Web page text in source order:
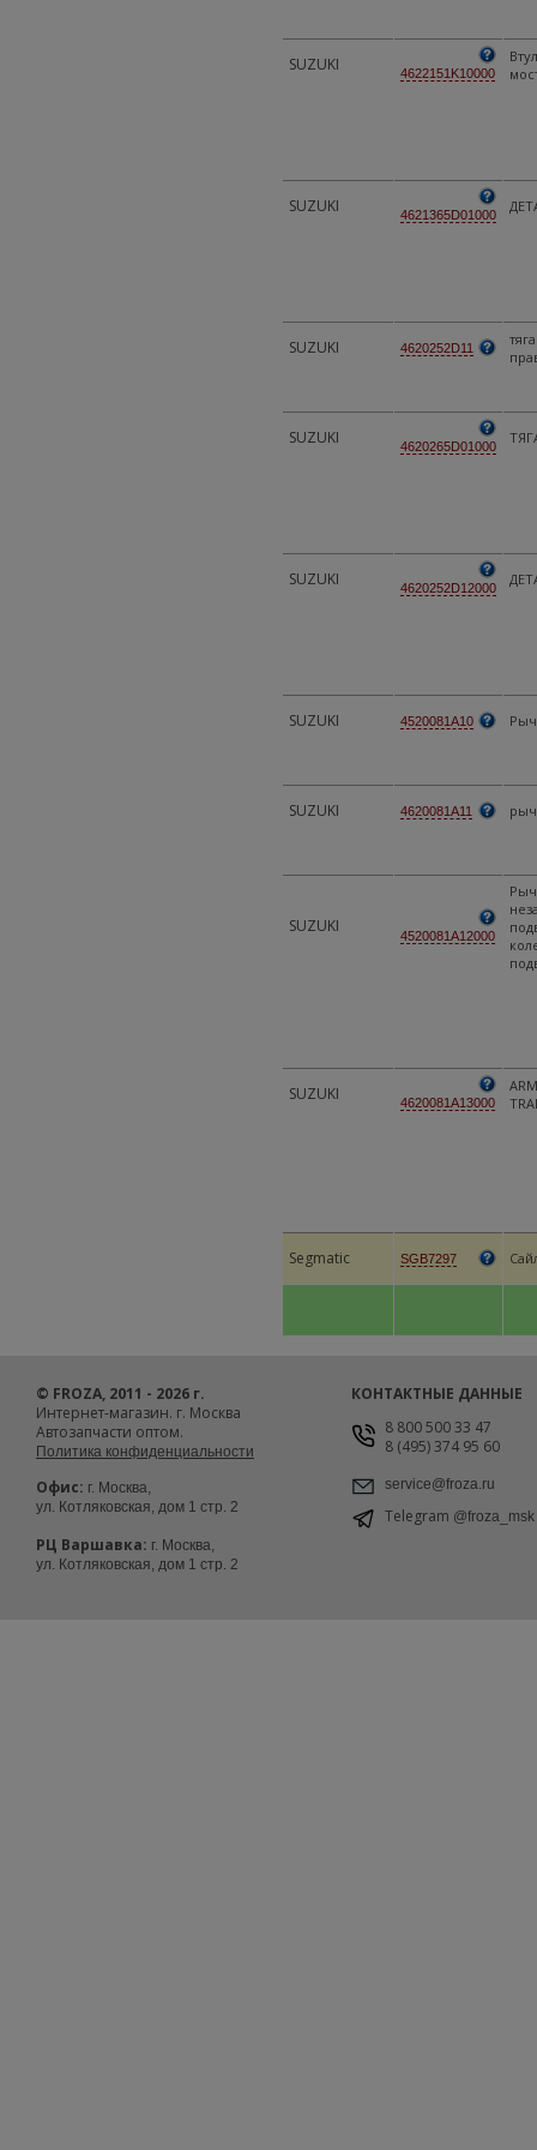
SUZUKI 4622151K10000
SUZUKI 4621365D01000
SUZUKI 4620252D11
SUZUKI 4620265D01000
SUZUKI 4620252D12000
SUZUKI 4520081A10
SUZUKI 4620081A11
SUZUKI 4520081A12000
SUZUKI 4620081A13000
Segmatic SGB7297
© FROZA, 2011 - 2026 г.
Интернет-магазин. г. Москва
Автозапчасти оптом.
Политика конфиденциальности
Офис: г. Москва,
ул. Котляковская, дом 1 стр. 2
РЦ Варшавка: г. Москва,
ул. Котляковская, дом 1 стр. 2
КОНТАКТНЫЕ ДАННЫЕ
8 800 500 33 47
8 (495) 374 95 60
service@froza.ru
Telegram @froza_msk